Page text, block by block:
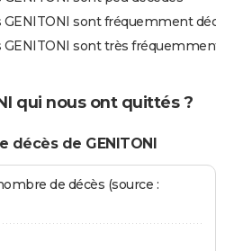
sont fréquemment
sont très fréquemment
qui nous ont quittés ?
décès de GENITONI
de décès (source :